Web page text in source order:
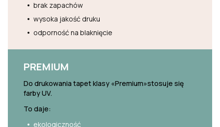
brak zapachów
wysoka jakość druku
odporność na blaknięcie
PREMIUM
Do drukowania tapet klasy «Premium»stosuje się
farby UV.
To daje:
ekologiczność